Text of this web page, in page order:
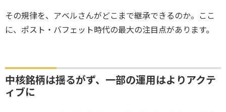
その規律を、アベルさんがどこまで継承できるのか。ここ
に、ポスト・バフェット時代の最大の注目点があります。
中核銘柄は揺るがず、一部の運用はよりアクテ
ィブに